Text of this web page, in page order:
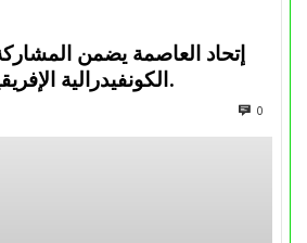
إتحاد العاصمة يضمن
الكونفيدرالية الإفريقية الموسم القادم.
0